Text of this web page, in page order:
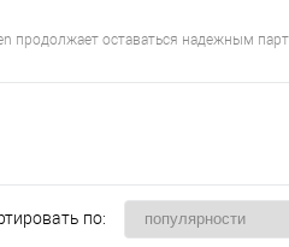
продолжает оставаться надежным
по: